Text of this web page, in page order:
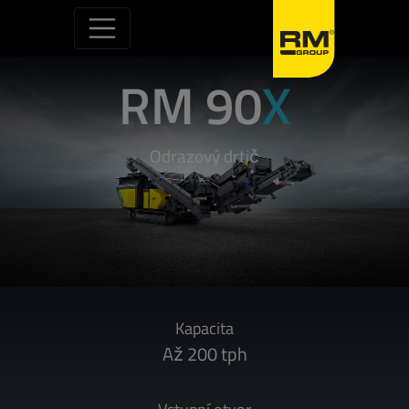
Skip to content
RM 90X
Odrazový drtič
Kapacita
Až 200 tph